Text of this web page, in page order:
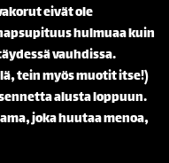
eivät ole
hulmuaa kuin
vauhdissa.
tein myös muotit itse!)
alusta loppuun.
joka huutaa menoa,